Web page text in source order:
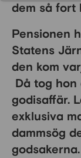
dem så fort
Pensionen
Statens
den kom
Då tog
godisaffär.
exklusiva
dammsög
godsakerna.